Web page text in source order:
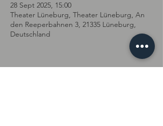
28 Sept 2025, 15:00
Theater Lüneburg, Theater Lüneburg, An
den Reeperbahnen 3, 21335 Lüneburg,
Deutschland